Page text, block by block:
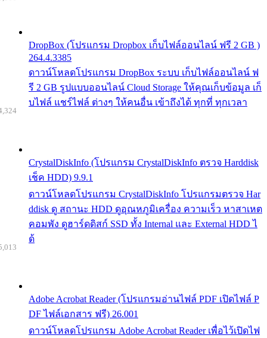
DropBox (โปรแกรม Dropbox เก็บไฟล์ออนไลน์ ฟรี 2 GB )
264.4.3385
ดาวน์โหลดโปรแกรม DropBox ระบบ เก็บไฟล์ออนไลน์ ฟ
รี 2 GB รูปแบบออนไลน์ Cloud Storage ให้คุณเก็บข้อมูล เก็
บไฟล์ แชร์ไฟล์ ต่างๆ ให้คนอื่น เข้าถึงได้ ทุกที่ ทุกเวลา
CrystalDiskInfo (โปรแกรม CrystalDiskInfo ตรวจ Harddisk
เช็ค HDD) 9.9.1
ดาวน์โหลดโปรแกรม CrystalDiskInfo โปรแกรมตรวจ Har
ddisk ดู สถานะ HDD ดูอุณหภูมิเครื่อง ความเร็ว หาสาเหต
คอมพัง ดูฮาร์ดดิสก์ SSD ทั้ง Internal และ External HDD ไ
ด้
Adobe Acrobat Reader (โปรแกรมอ่านไฟล์ PDF เปิดไฟล์ P
DF ไฟล์เอกสาร ฟรี) 26.001
ดาวน์โหลดโปรแกรม Adobe Acrobat Reader เพื่อไว้เปิดไฟ